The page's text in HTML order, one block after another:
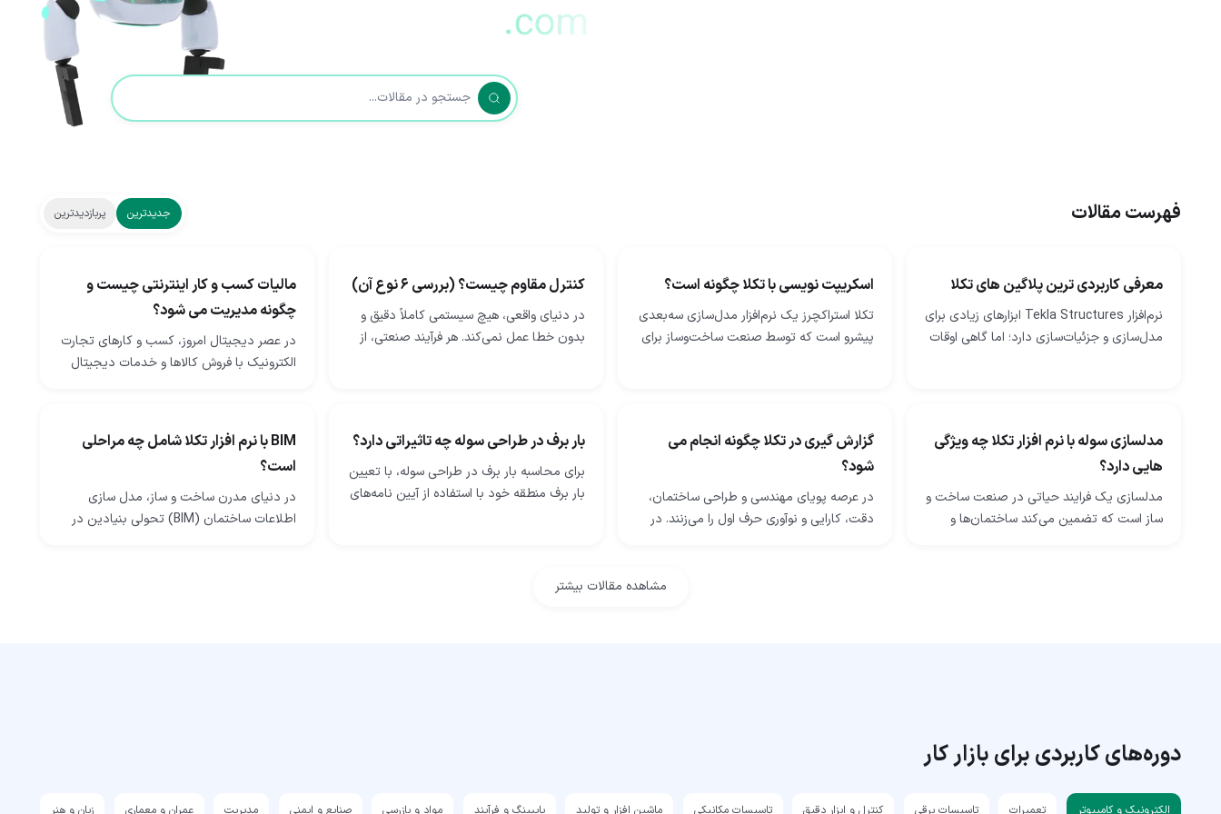
فهرست مقالات جدیدترین پربازدیدترین
معرفی کاربردی ترین پلاگین های تکلا
نرم‌افزار Tekla Structures ابزارهای زیادی برای
مدل‌سازی و جزئیات‌سازی دارد؛ اما گاهی اوقات
اسکریپت نویسی با تکلا چگونه است؟
تکلا استراکچرز یک نرم‌افزار مدل‌سازی سه‌بعدی
پیشرو است که توسط صنعت ساخت‌وساز برای
کنترل مقاوم چیست؟ (بررسی 6 نوع آن)
در دنیای واقعی، هیچ سیستمی کاملاً دقیق و
بدون خطا عمل نمی‌کند. هر فرآیند صنعتی، از
مالیات کسب و کار اینترنتی چیست و
چگونه مدیریت می شود؟
در عصر دیجیتال امروز، کسب‌ و کارهای تجارت
الکترونیک با فروش کالاها و خدمات دیجیتال
مدلسازی سوله با نرم افزار تکلا چه ویژگی
هایی دارد؟
مدلسازی یک فرایند حیاتی در صنعت ساخت و
ساز است که تضمین می‌کند ساختمان‌ها و
گزارش گیری در تکلا چگونه انجام می
شود؟
در عرصه پویای مهندسی و طراحی ساختمان،
دقت، کارایی و نوآوری حرف اول را می‌زنند. در
بار برف در طراحی سوله چه تاثیراتی دارد؟
برای محاسبه بار برف در طراحی سوله، با تعیین
بار برف منطقه خود با استفاده از آیین‌ نامه‌های
BIM با نرم افزار تکلا شامل چه مراحلی
است؟
در دنیای مدرن ساخت ‌و ساز، مدل ‌سازی
اطلاعات ساختمان (BIM) تحولی بنیادین در
مشاهده مقالات بیشتر
دوره‌های کاربردی برای بازار کار
الکترونیک و کامپیوتر تعمیرات تاسیسات برقی کنترل و ابزار دقیق تاسیسات مکانیکی ماشین افزار و تولید پایپینگ و فرآیند مواد و بازرسی صنایع و ایمنی مدیریت عمران و معماری زبان و هنر